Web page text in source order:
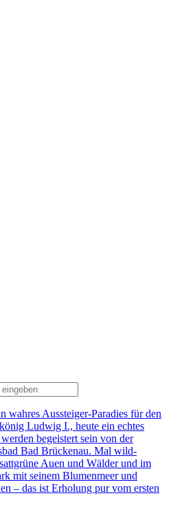
wahres Aussteiger-Paradies für den
Ludwig I., heute ein echtes
begeistert sein von der
Bad Brückenau. Mal wild-
Auen und Wälder und im
mit seinem Blumenmeer und
– das ist Erholung pur vom ersten